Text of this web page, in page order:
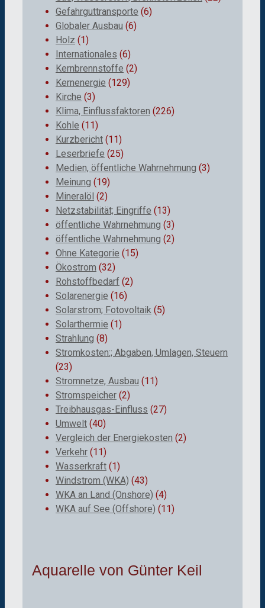
Gefahrguttransporte (6)
Globaler Ausbau (6)
Holz (1)
Internationales (6)
Kernbrennstoffe (2)
Kernenergie (129)
Kirche (3)
Klima, Einflussfaktoren (226)
Kohle (11)
Kurzbericht (11)
Leserbriefe (25)
Medien, öffentliche Wahrnehmung (3)
Meinung (19)
Mineralöl (2)
Netzstabilität; Eingriffe (13)
öffentliche Wahrnehmung (3)
öffentliche Wahrnehmung (2)
Ohne Kategorie (15)
Ökostrom (32)
Rohstoffbedarf (2)
Solarenergie (16)
Solarstrom; Fotovoltaik (5)
Solarthermie (1)
Strahlung (8)
Stromkosten:; Abgaben, Umlagen, Steuern
(23)
Stromnetze, Ausbau (11)
Stromspeicher (2)
Treibhausgas-Einfluss (27)
Umwelt (40)
Vergleich der Energiekosten (2)
Verkehr (11)
Wasserkraft (1)
Windstrom (WKA) (43)
WKA an Land (Onshore) (4)
WKA auf See (Offshore) (11)
Aquarelle von Günter Keil